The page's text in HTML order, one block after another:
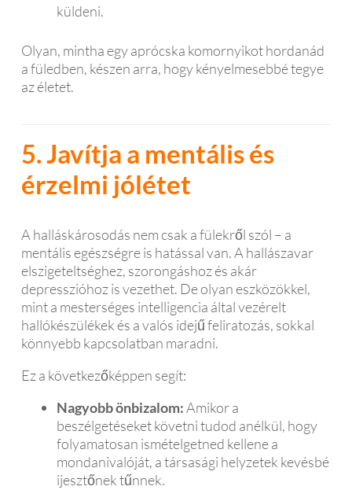
küldeni.
Olyan, mintha egy aprócska komornyikot hordanád
a füledben, készen arra, hogy kényelmesebbé tegye
az életet.
5. Javítja a mentális és
érzelmi jólétet
A halláskárosodás nem csak a fülekről szól – a
mentális egészségre is hatással van. A hallászavar
elszigeteltséghez, szorongáshoz és akár
depresszióhoz is vezethet. De olyan eszközökkel,
mint a mesterséges intelligencia által vezérelt
hallókészülékek és a valós idejű feliratozás, sokkal
könnyebb kapcsolatban maradni.
Ez a következőképpen segít:
Nagyobb önbizalom:Amikor a
beszélgetéseket követni tudod anélkül, hogy
folyamatosan ismételgetned kellene a
mondanivalóját, a társasági helyzetek kevésbé
ijesztőnek tűnnek.